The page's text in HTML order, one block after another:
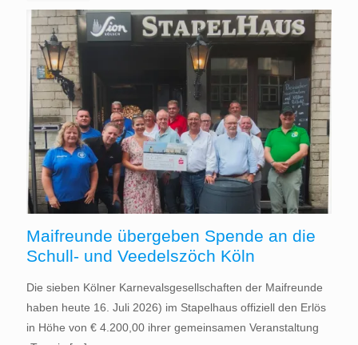
Maifreunde übergeben Spende an die
Schull- und Veedelszöch Köln
Die sieben Kölner Karnevalsgesellschaften der Maifreunde
haben heute 16. Juli 2026) im Stapelhaus offiziell den Erlös
in Höhe von € 4.200,00 ihrer gemeinsamen Veranstaltung